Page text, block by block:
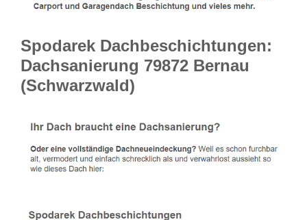
Spodarek Dachbeschichtungen:
Dachsanierung 79872 Bernau
(Schwarzwald)